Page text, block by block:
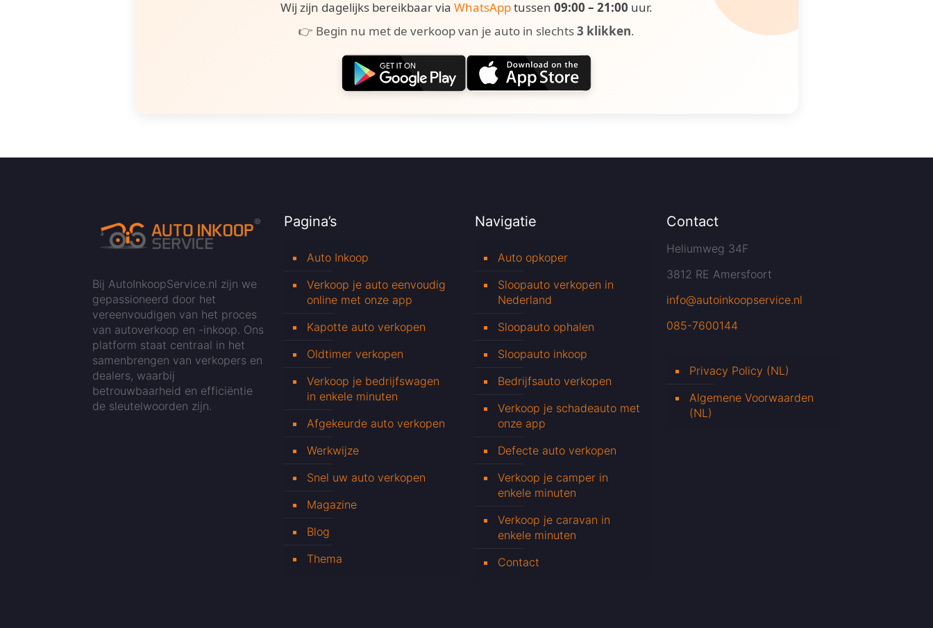
Wij zijn dagelijks bereikbaar via WhatsApptussen 09:00 – 21:00 uur.
👉 Begin nu met de verkoop van je auto in slechts3 klikken.
Bij AutoInkoopService.nl zijn we
gepassioneerd door het
vereenvoudigen van het proces
van autoverkoop en -inkoop. Ons
platform staat centraal in het
samenbrengen van verkopers en
dealers, waarbij
betrouwbaarheid en efficiëntie
de sleutelwoorden zijn.
Pagina’s
Auto Inkoop
Verkoop je auto eenvoudig
online met onze app
Kapotte auto verkopen
Oldtimer verkopen
Verkoop je bedrijfswagen
in enkele minuten
Afgekeurde auto verkopen
Werkwijze
Snel uw auto verkopen
Magazine
Blog
Thema
Navigatie
Auto opkoper
Sloopauto verkopen in
Nederland
Sloopauto ophalen
Sloopauto inkoop
Bedrijfsauto verkopen
Verkoop je schadeauto met
onze app
Defecte auto verkopen
Verkoop je camper in
enkele minuten
Verkoop je caravan in
enkele minuten
Contact
Contact
Heliumweg 34F
3812 RE Amersfoort
info@autoinkoopservice.nl
085-7600144
Privacy Policy (NL)
Algemene Voorwaarden
(NL)